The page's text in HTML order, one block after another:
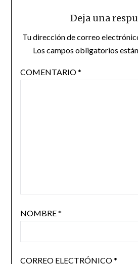
Deja una
Tu dirección de correo
Los campos obligatorios
COMENTARIO*
NOMBRE*
CORREO ELECTRÓNICO*